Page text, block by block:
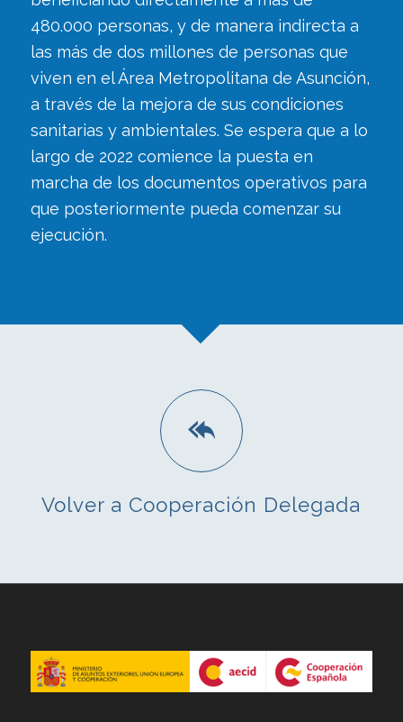
480.000 personas, y de manera indirecta a
las más de dos millones de personas que
viven en el Área Metropolitana de Asunción,
a través de la mejora de sus condiciones
sanitarias y ambientales. Se espera que a lo
largo de 2022 comience la puesta en
marcha de los documentos operativos para
que posteriormente pueda comenzar su
ejecución.
Volver a Cooperación Delegada